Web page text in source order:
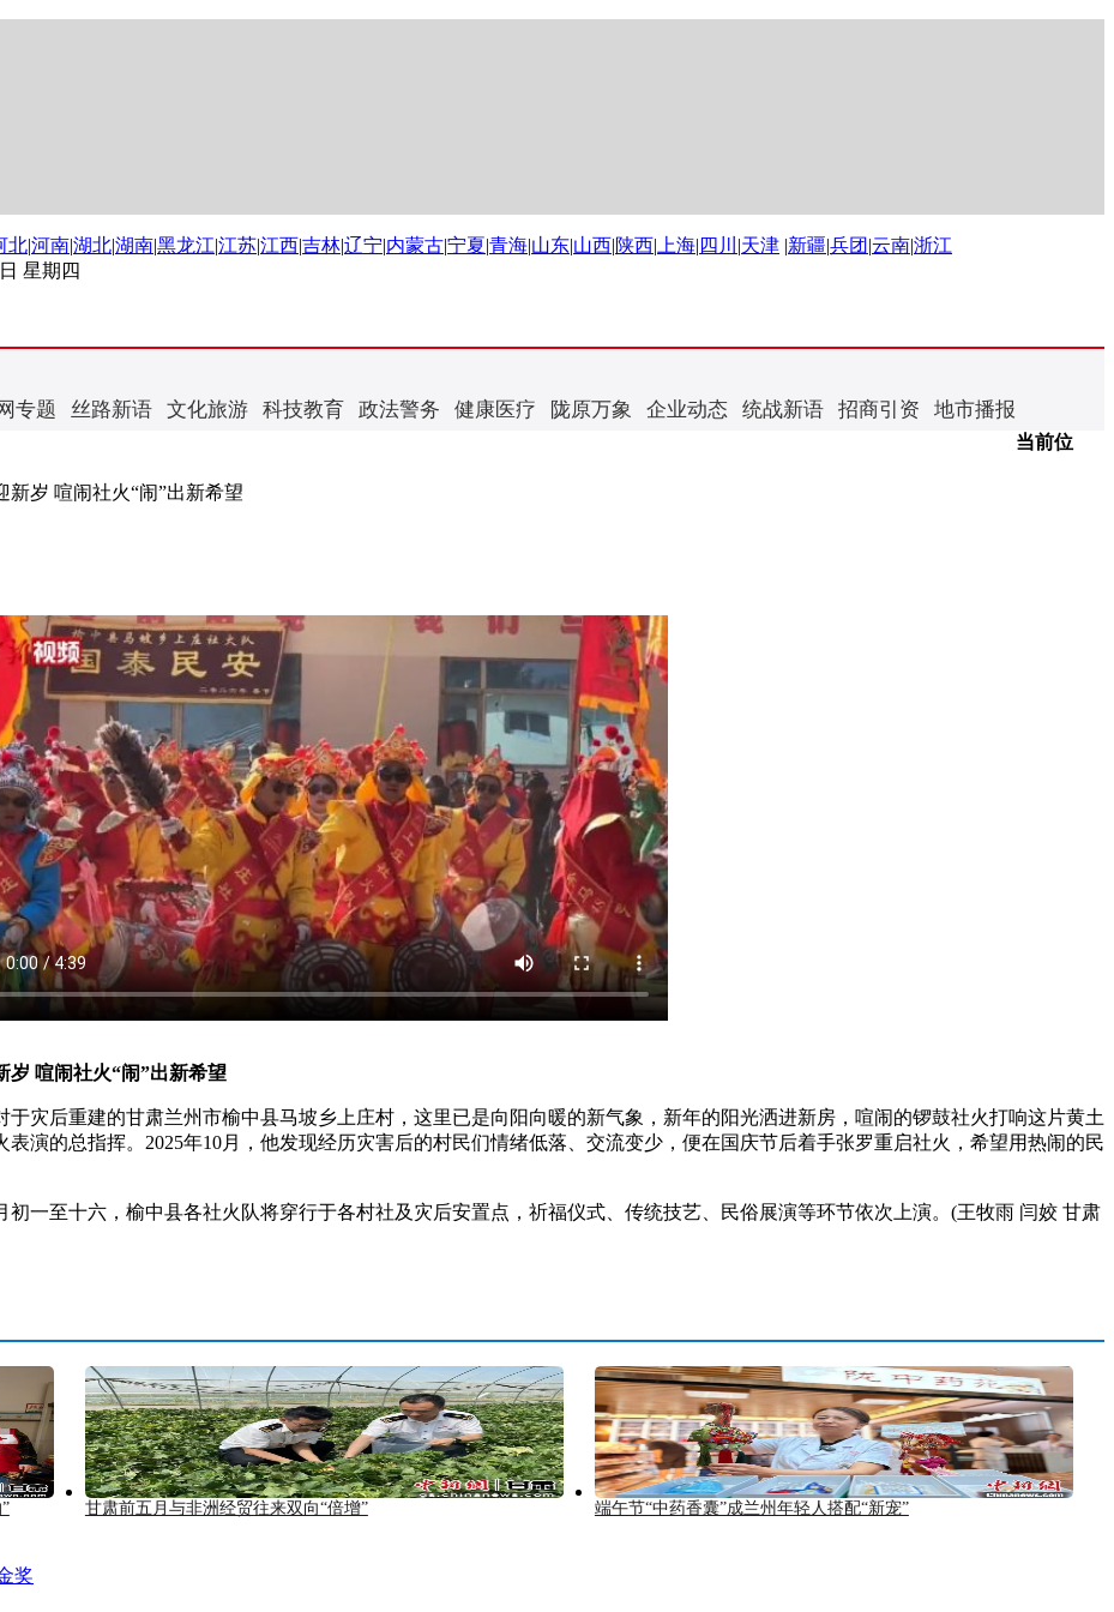
北|河南|湖北|湖南|黑龙江|江苏|江西|吉林|辽宁|内蒙古|宁夏|青海|山东|山西|陕西| 上海| 四川 |天津 |新疆|兵团 |云南|浙江
星期四
专题 丝路新语 文化旅游 科技教育 政法警务 健康医疗 陇原万象 企业动态 统战新语 招商引资 地市播报
当前位
岁 喧闹社火“闹”出新希望
岁 喧闹社火“闹”出新希望
后重建的甘肃兰州市榆中县马坡乡上庄村，这里已是向阳向暖的新气象，新年的阳光洒进新房，喧闹的锣鼓社火打响这片黄土
演的总指挥。2025年10月，他发现经历灾害后的村民们情绪低落、交流变少，便在国庆节后着手张罗重启社火，希望用热闹的民
至十六，榆中县各社火队将穿行于各村社及灾后安置点，祈福仪式、传统技艺、民俗展演等环节依次上演。(王牧雨 闫姣 甘肃
甘肃前五月与非洲经贸往来双向“倍增” 端午节“中药香囊”成兰州年轻人搭配“新宠”
奖